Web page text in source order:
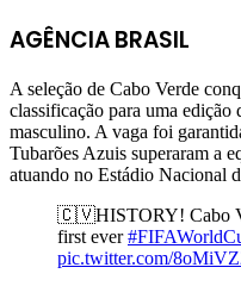
AGÊNCIA BRASIL
A seleção de Cabo Verde
classificação para uma
masculino. A vaga foi
Tubarões Azuis superaram a
atuando no Estádio Nacional
🇨🇻HISTORY! Cabo
first ever
pic.twitter.com/